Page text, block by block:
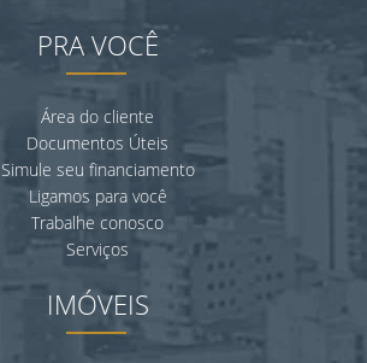
PRA VOCÊ
Área do cliente
Documentos Úteis
Simule seu financiamento
Ligamos para você
Trabalhe conosco
Serviços
IMÓVEIS